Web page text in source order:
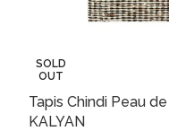
SOLD
OUT
Tapis Chindi Peau
KALYAN